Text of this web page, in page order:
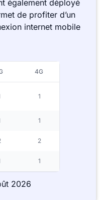
également déployé
de profiter d’un
internet mobile
4G
1
1
2
1
2026